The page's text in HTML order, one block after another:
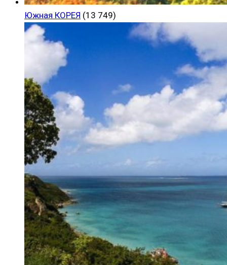
Южная КОРЕЯ (13 749)